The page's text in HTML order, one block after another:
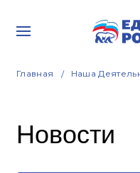
Главная Наша
Новости